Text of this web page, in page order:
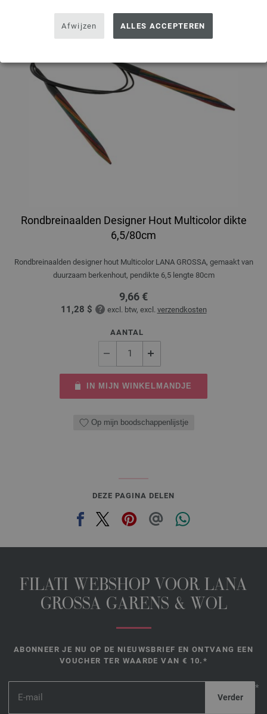
Afwijzen ALLES ACCEPTEREN
Rondbreinaalden Designer Hout Multicolor dikte
6,5/80cm
Rondbreinaalden designer hout Multicolor LANA GROSSA, gemaakt van
duurzaam berkenhout, pendikte 6,5 lengte 80cm
9,66 €
11,28 $ excl. btw, excl. verzendkosten
AANTAL
IN MIJN WINKELMANDJE
Op mijn boodschappenlijstje
DEZE PAGINA DELEN
FILATI WEBSHOP VOOR LANA
GROSSA GARENS & WOL
ABONNEER JE NU OP DE NIEUWSBRIEF EN ONTVANG EEN
VOUCHER TER WAARDE VAN € 10.*
*